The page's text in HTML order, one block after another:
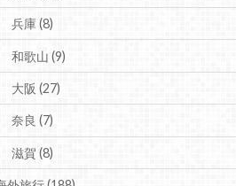
兵庫(8)
和歌山(9)
大阪(27)
奈良(7)
滋賀(8)